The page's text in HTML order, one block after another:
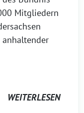
Mitgliedern
anhaltender
WEITERLESEN